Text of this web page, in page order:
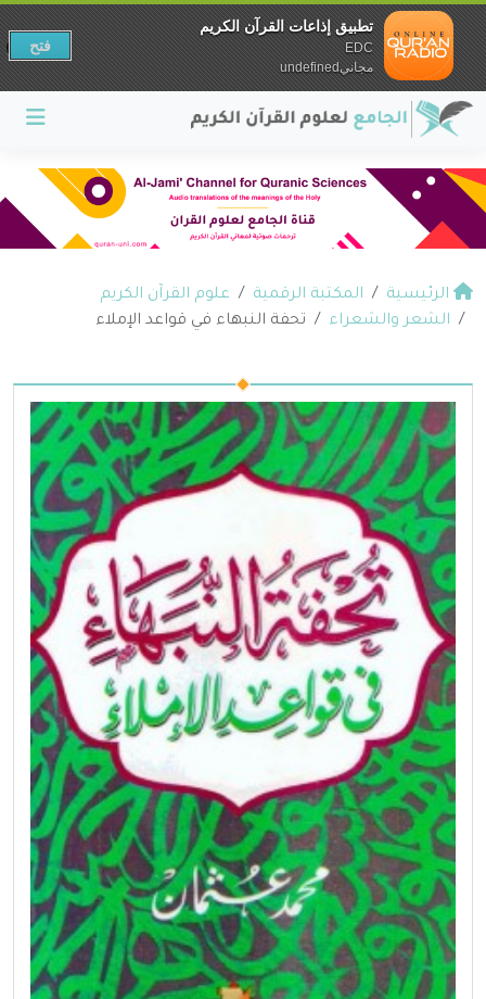
الرئيسية المكتبة الرقمية
علوم القرآن الكريم
الشعر والشعراء
تحفة النبهاء في قواعد الإملاء
تطبيق إذاعات القرآن الكريم
EDC
مجانيundefined
فتح